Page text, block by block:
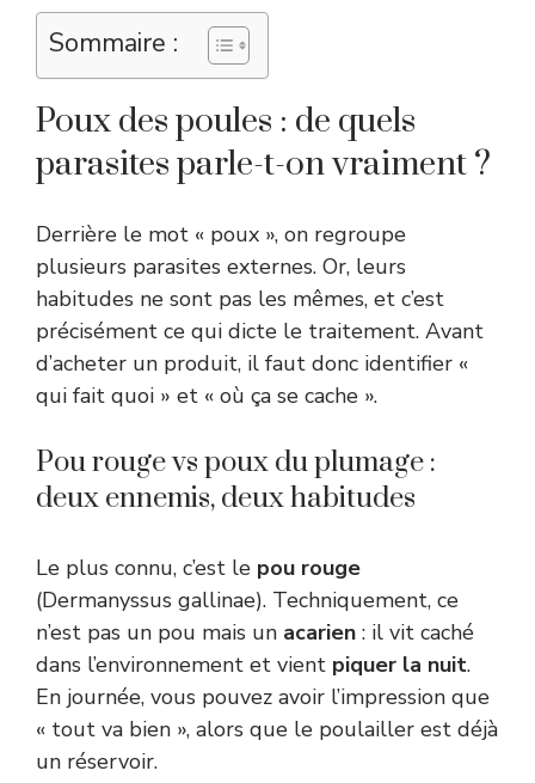
Sommaire :
Poux des poules : de quels
parasites parle-t-on vraiment ?
Derrière le mot « poux », on regroupe
plusieurs parasites externes. Or, leurs
habitudes ne sont pas les mêmes, et c’est
précisément ce qui dicte le traitement. Avant
d’acheter un produit, il faut donc identifier «
qui fait quoi » et « où ça se cache ».
Pou rouge vs poux du plumage :
deux ennemis, deux habitudes
Le plus connu, c’est le pou rouge
(Dermanyssus gallinae). Techniquement, ce
n’est pas un pou mais un acarien : il vit caché
dans l’environnement et vient piquer la nuit.
En journée, vous pouvez avoir l’impression que
« tout va bien », alors que le poulailler est déjà
un réservoir.